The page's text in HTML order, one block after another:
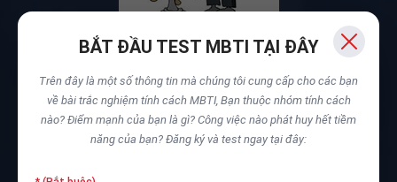
The Visionary
[Người nhìn xa]
BẮT ĐẦU TEST MBTI TẠI ĐÂY
Trên đây là một số thông tin mà chúng tôi cung cấp cho các bạn
về bài trắc nghiệm tính cách MBTI, Bạn thuộc nhóm tính cách
nào? Điểm mạnh của bạn là gì? Công việc nào phát huy hết tiềm
năng của bạn? Đăng ký và test ngay tại đây: